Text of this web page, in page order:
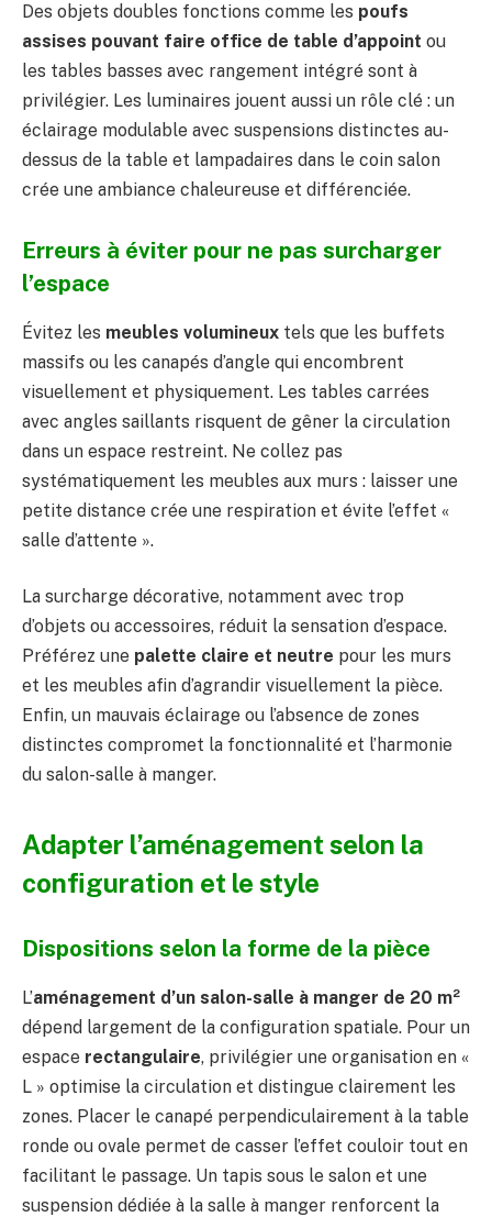
Des objets doubles fonctions comme les poufs
assises pouvant faire office de table d’appoint ou
les tables basses avec rangement intégré sont à
privilégier. Les luminaires jouent aussi un rôle clé : un
éclairage modulable avec suspensions distinctes au-
dessus de la table et lampadaires dans le coin salon
crée une ambiance chaleureuse et différenciée.
Erreurs à éviter pour ne pas surcharger
l’espace
Évitez les meubles volumineux tels que les buffets
massifs ou les canapés d’angle qui encombrent
visuellement et physiquement. Les tables carrées
avec angles saillants risquent de gêner la circulation
dans un espace restreint. Ne collez pas
systématiquement les meubles aux murs : laisser une
petite distance crée une respiration et évite l’effet «
salle d’attente ».
La surcharge décorative, notamment avec trop
d’objets ou accessoires, réduit la sensation d’espace.
Préférez une palette claire et neutre pour les murs
et les meubles afin d’agrandir visuellement la pièce.
Enfin, un mauvais éclairage ou l’absence de zones
distinctes compromet la fonctionnalité et l’harmonie
du salon-salle à manger.
Adapter l’aménagement selon la
configuration et le style
Dispositions selon la forme de la pièce
L’aménagement d’un salon-salle à manger de 20 m²
dépend largement de la configuration spatiale. Pour un
espace rectangulaire, privilégier une organisation en «
L » optimise la circulation et distingue clairement les
zones. Placer le canapé perpendiculairement à la table
ronde ou ovale permet de casser l’effet couloir tout en
facilitant le passage. Un tapis sous le salon et une
suspension dédiée à la salle à manger renforcent la